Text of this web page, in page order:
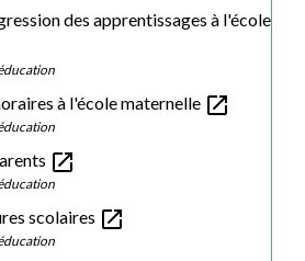
des apprentissages à l'école
à l'école maternelle open_in_new
open_in_new
scolaires open_in_new